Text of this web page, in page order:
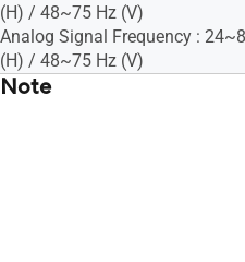
(H) / 48~75 Hz (V)
Analog Signal Frequency :
(H) / 48~75 Hz (V)
Note